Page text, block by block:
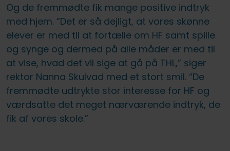
Og de fremmødte fik mange positive indtryk
med hjem. ”Det er så dejligt, at vores skønne
elever er med til at fortælle om HF samt spille
og synge og dermed på alle måder er med til
at vise, hvad det vil sige at gå på THL,” siger
rektor Nanna Skulvad med et stort smil. “De
fremmødte udtrykte stor interesse for HF og
værdsatte det meget nærværende indtryk, de
fik af vores skole.”